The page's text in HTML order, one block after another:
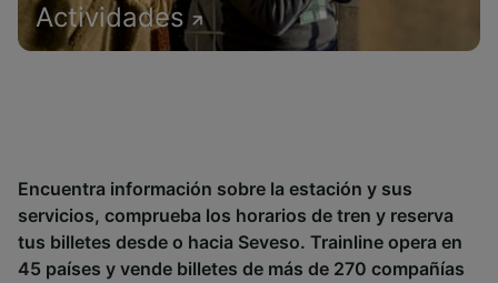
Actividades
Encuentra información sobre la estación y sus
servicios, comprueba los horarios de tren y reserva
tus billetes desde o hacia Seveso. Trainline opera en
45 países y vende billetes de más de 270 compañías